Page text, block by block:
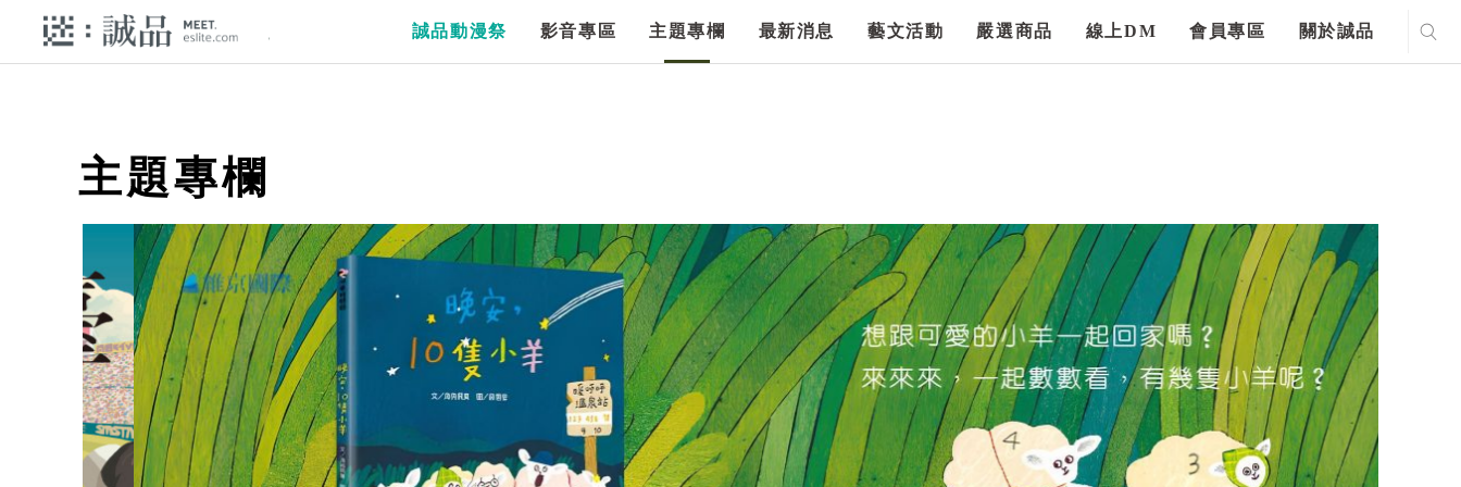
誠品動漫祭 影音專區 主題專欄 最新消息 藝文活動 嚴選商品 線上DM 會員專區 關於誠品
主題專欄